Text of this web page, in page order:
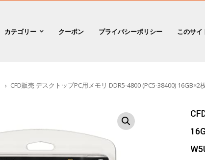
カテゴリー クーポン プライバシーポリシー このサイ
CFD販売 デスクトップPC用メモリ DDR5-4800 (PC5-38400)